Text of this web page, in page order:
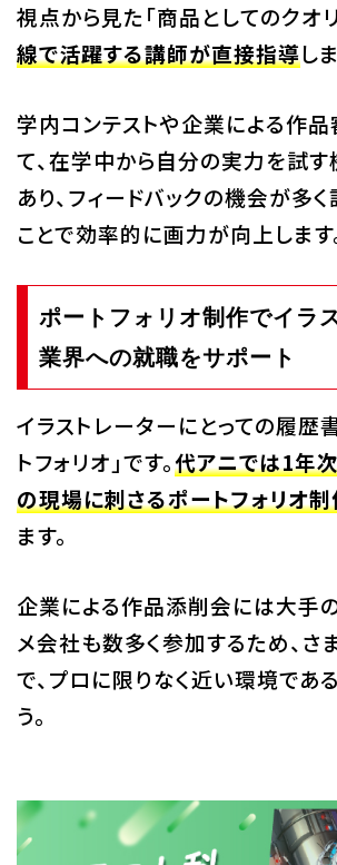
視点から見た「商品としてのクオリ
線で活躍する講師が直接指導し
学内コンテストや企業による作
て、在学中から自分の実力を試
あり、フィードバックの機会が多
ことで効率的に画力が向上します
ポートフォリオ制作でイラ
業界への就職をサポート
イラストレーターにとっての履歴
トフォリオ」です。代アニでは1年
の現場に刺さるポートフォリオ
ます。
企業による作品添削会には大手
メ会社も数多く参加するため、さ
で、プロに限りなく近い環境であ
う。